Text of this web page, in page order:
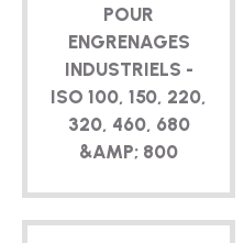
POUR
ENGRENAGES
INDUSTRIELS -
ISO 100, 150, 220,
320, 460, 680
&AMP; 800